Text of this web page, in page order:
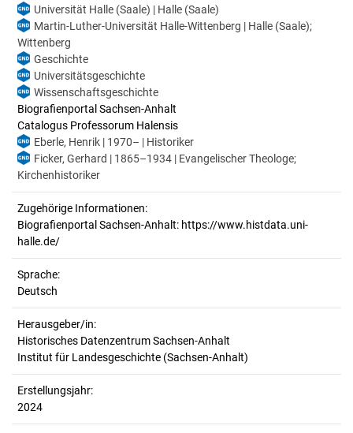
Universität Halle (Saale) | Halle (Saale)
Martin-Luther-Universität Halle-Wittenberg | Halle (Saale);
Wittenberg
Geschichte
Universitätsgeschichte
Wissenschaftsgeschichte
Biografienportal Sachsen-Anhalt
Catalogus Professorum Halensis
Eberle, Henrik | 1970– | Historiker
Ficker, Gerhard | 1865–1934 | Evangelischer Theologe;
Kirchenhistoriker
Zugehörige Informationen:
Biografienportal Sachsen-Anhalt: https://www.histdata.uni-
halle.de/
Sprache:
Deutsch
Herausgeber/in:
Historisches Datenzentrum Sachsen-Anhalt
Institut für Landesgeschichte (Sachsen-Anhalt)
Erstellungsjahr:
2024